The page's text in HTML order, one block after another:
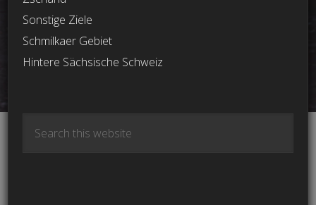
Sonstige Ziele
Schmilkaer Gebiet
Hintere Sächsische Schweiz